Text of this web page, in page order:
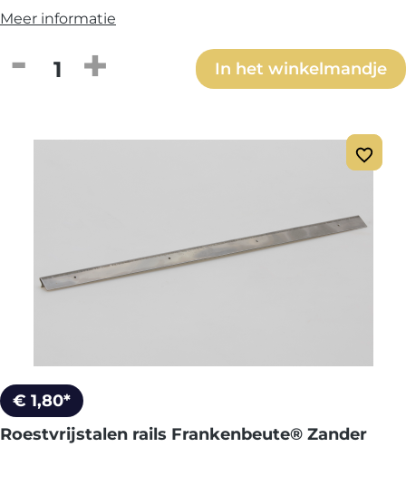
Meer informatie
Producthoeveelheid: Voer deIn het winkelmandje
€ 1,80*
Roestvrijstalen rails Frankenbeute® Zander